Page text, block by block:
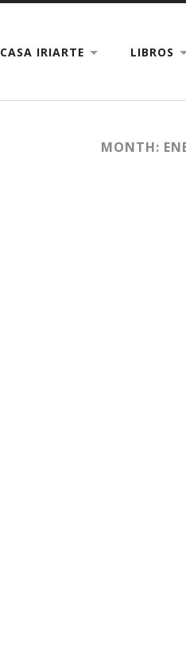
CASA IRIARTE LIBROS
MONTH: